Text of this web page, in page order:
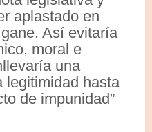
aplastado en
Así evitaría
moral e
una
legitimidad hasta
de impunidad”